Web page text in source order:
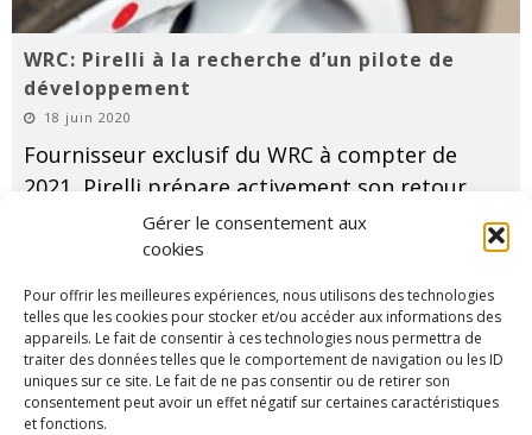
Gérer le consentement aux
cookies
Pour offrir les meilleures expériences, nous utilisons des technologies
telles que les cookies pour stocker et/ou accéder aux informations des
appareils. Le fait de consentir à ces technologies nous permettra de
traiter des données telles que le comportement de navigation ou les ID
uniques sur ce site. Le fait de ne pas consentir ou de retirer son
consentement peut avoir un effet négatif sur certaines caractéristiques
et fonctions.
WRC: Pirelli à la recherche d’un pilote de
développement
18 juin 2020
Fournisseur exclusif du WRC à compter de
2021, Pirelli prépare activement son retour
en mondial. Et le moins que l'on puisse dire
c'est que le temps presse avec un planning
logiquement chamboulé par la crise.
...
LIRE PLUS...